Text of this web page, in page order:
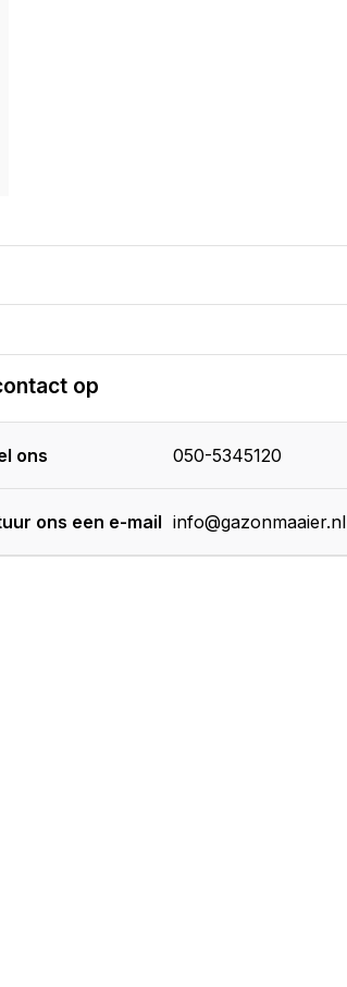
op
ons 050-5345120
ons een e-mail info@gazonmaaier.nl